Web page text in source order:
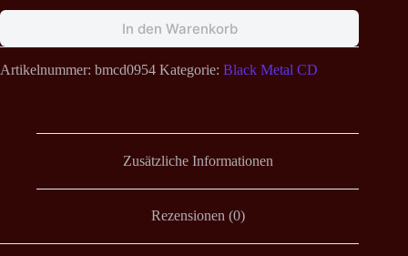
In den Warenkorb
Artikelnummer: bmcd0954 Kategorie: Black Metal CD
Zusätzliche Informationen
Rezensionen (0)